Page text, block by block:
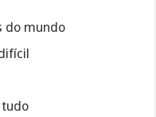
do mundo
tudo